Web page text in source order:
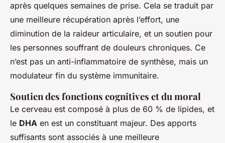
après quelques semaines de prise. Cela se traduit par
une meilleure récupération après l’effort, une
diminution de la raideur articulaire, et un soutien pour
les personnes souffrant de douleurs chroniques. Ce
n’est pas un anti-inflammatoire de synthèse, mais un
modulateur fin du système immunitaire.
Soutien des fonctions cognitives et du moral
Le cerveau est composé à plus de 60 % de lipides, et
le DHA en est un constituant majeur. Des apports
suffisants sont associés à une meilleure